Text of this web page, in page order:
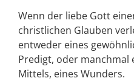
Wenn der liebe Gott
christlichen Glauben
entweder eines
Predigt, oder
Mittels, eines Wunders.